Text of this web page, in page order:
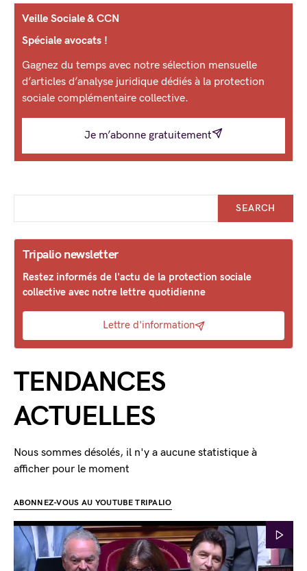
Veille Sociale & CCN
Spéciale avocats !
Gagnez du temps avec notre sélection mensuelle
d’articles d’analyse juridique dédiés à la protection
sociale complémentaire collective.
Je m’abonne gratuitement
SEARCH
Tripalio newsletter
Restez informés de l'actu de la protection sociale
collective avec notre lettre quotidienne
Lettre d'information
TENDANCES
ACTUELLES
Nous sommes désolés, il n'y a aucune statistique à
afficher pour le moment
ABONNEZ-VOUS AU YOUTUBE TRIPALIO